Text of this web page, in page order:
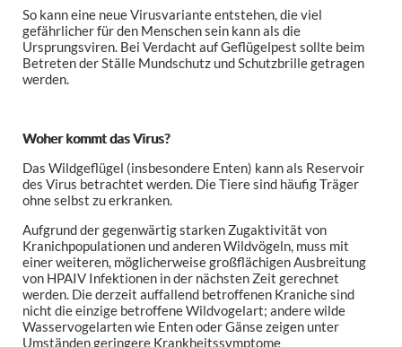
So kann eine neue Virusvariante entstehen, die viel
gefährlicher für den Menschen sein kann als die
Ursprungsviren. Bei Verdacht auf Geflügelpest sollte beim
Betreten der Ställe Mundschutz und Schutzbrille getragen
werden.
Woher kommt das Virus?
Das Wildgeflügel (insbesondere Enten) kann als Reservoir
des Virus betrachtet werden. Die Tiere sind häufig Träger
ohne selbst zu erkranken.
Aufgrund der gegenwärtig starken Zugaktivität von
Kranichpopulationen und anderen Wildvögeln, muss mit
einer weiteren, möglicherweise großflächigen Ausbreitung
von HPAIV Infektionen in der nächsten Zeit gerechnet
werden. Die derzeit auffallend betroffenen Kraniche sind
nicht die einzige betroffene Wildvogelart; andere wilde
Wasservogelarten wie Enten oder Gänse zeigen unter
Umständen geringere Krankheitssymptome